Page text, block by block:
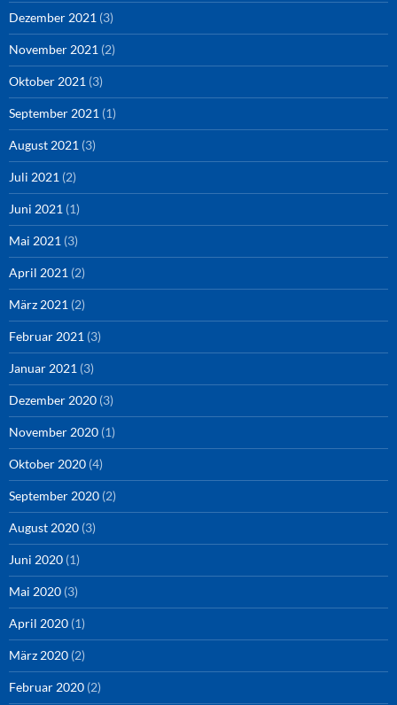
Dezember 2021 (3)
November 2021 (2)
Oktober 2021 (3)
September 2021 (1)
August 2021 (3)
Juli 2021 (2)
Juni 2021 (1)
Mai 2021 (3)
April 2021 (2)
März 2021 (2)
Februar 2021 (3)
Januar 2021 (3)
Dezember 2020 (3)
November 2020 (1)
Oktober 2020 (4)
September 2020 (2)
August 2020 (3)
Juni 2020 (1)
Mai 2020 (3)
April 2020 (1)
März 2020 (2)
Februar 2020 (2)